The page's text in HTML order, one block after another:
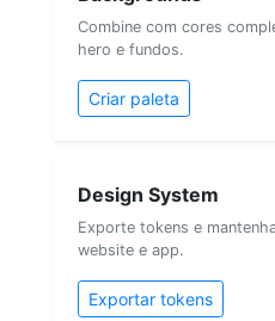
Combine com cores
hero e fundos.
Criar paleta
Design System
Exporte tokens e
website e app.
Exportar tokens